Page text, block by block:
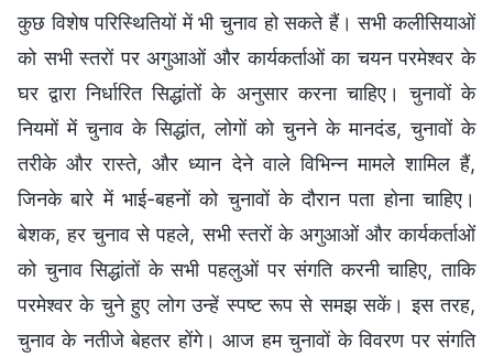
कुछ विशेष परिस्थितियों में भी चुनाव हो सकते हैं। सभी कलीसियाओं
को सभी स्तरों पर अगुआओं और कार्यकर्ताओं का चयन परमेश्वर के
घर द्वारा निर्धारित सिद्धांतों के अनुसार करना चाहिए। चुनावों के
नियमों में चुनाव के सिद्धांत, लोगों को चुनने के मानदंड, चुनावों के
तरीके और रास्ते, और ध्यान देने वाले विभिन्न मामले शामिल हैं,
जिनके बारे में भाई-बहनों को चुनावों के दौरान पता होना चाहिए।
बेशक, हर चुनाव से पहले, सभी स्तरों के अगुआओं और कार्यकर्ताओं
को चुनाव सिद्धांतों के सभी पहलुओं पर संगति करनी चाहिए, ताकि
परमेश्वर के चुने हुए लोग उन्हें स्पष्ट रूप से समझ सकें। इस तरह,
चुनाव के नतीजे बेहतर होंगे। आज हम चुनावों के विवरण पर संगति